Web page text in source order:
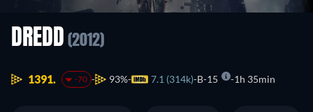
DREDD (2012)
1391. -70 93% 7.1 (314k) B-15 1h 35min